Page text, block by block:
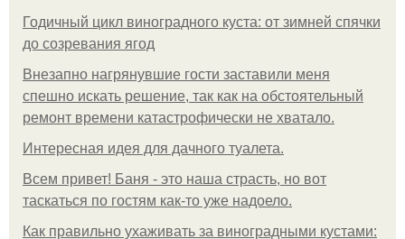
Годичный цикл виноградного куста: от зимней спячки
до созревания ягод
Внезапно нагрянувшие гости заставили меня
спешно искать решение, так как на обстоятельный
ремонт времени катастрофически не хватало.
Интересная идея для дачного туалета.
Всем привет! Баня - это наша страсть, но вот
таскаться по гостям как-то уже надоело.
Как правильно ухаживать за виноградными кустами: